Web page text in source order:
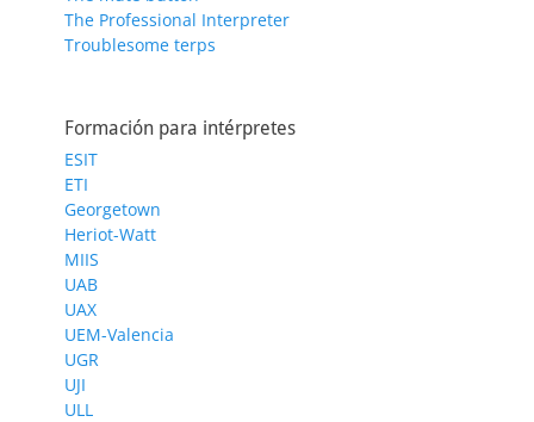
The Professional Interpreter
Troublesome terps
Formación para intérpretes
ESIT
ETI
Georgetown
Heriot-Watt
MIIS
UAB
UAX
UEM-Valencia
UGR
UJI
ULL